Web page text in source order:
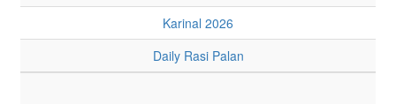
Karinal 2026
Daily Rasi Palan